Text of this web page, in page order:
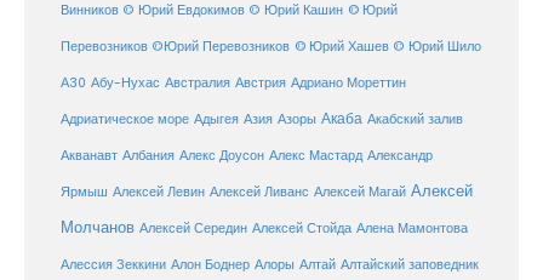
Винников © Юрий Евдокимов © Юрий Кашин © Юрий
Перевозников ©Юрий Перевозников © Юрий Хашев © Юрий Шило
А30 Абу-Нухас Австралия Австрия Адриано Мореттин
Адриатическое море Адыгея Азия Азоры Акаба Акабский залив
Акванавт Албания Алекс Доусон Алекс Мастард Александр
Ярмыш Алексей Левин Алексей Ливанс Алексей Магай Алексей
Молчанов Алексей Середин Алексей Стойда Алена Мамонтова
Алессия Зеккини Алон Боднер Алоры Алтай Алтайский заповедник